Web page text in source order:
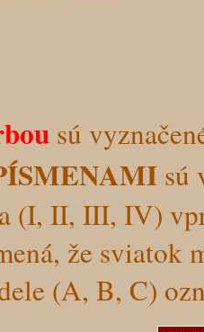
sú
sú
(I, II, III, IV)
že sviatok
(A, B, C)